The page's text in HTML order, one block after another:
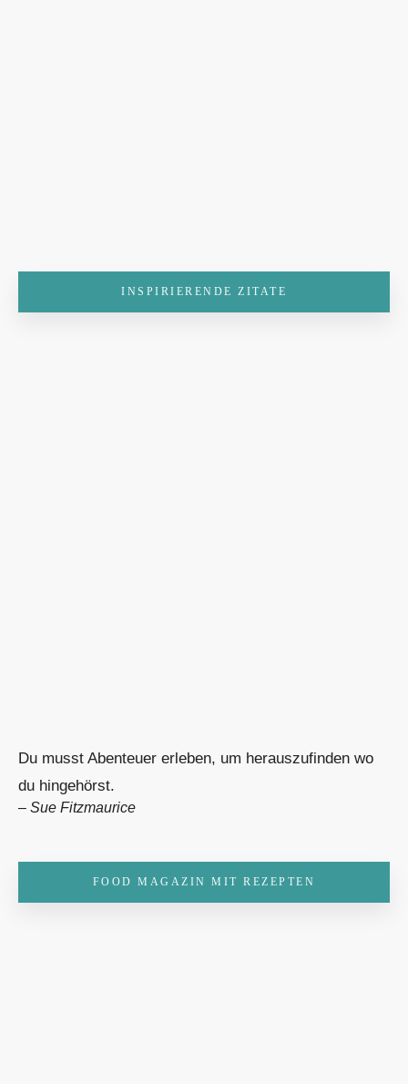
INSPIRIERENDE ZITATE
Du musst Abenteuer erleben, um herauszufinden wo
du hingehörst.
– Sue Fitzmaurice
FOOD MAGAZIN MIT REZEPTEN